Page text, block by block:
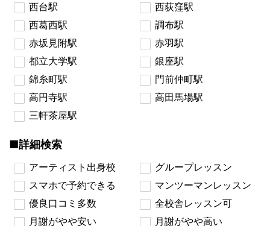
西台駅
西荻窪駅
西葛西駅
調布駅
赤坂見附駅
赤羽駅
都立大学駅
銀座駅
錦糸町駅
門前仲町駅
高円寺駅
高田馬場駅
三軒茶屋駅
■詳細検索
アーティスト出身校
グループレッスン
スマホで予約できる
マンツーマンレッスン
優良口コミ多数
全校舎レッスン可
月謝がやや安い
月謝がやや高い